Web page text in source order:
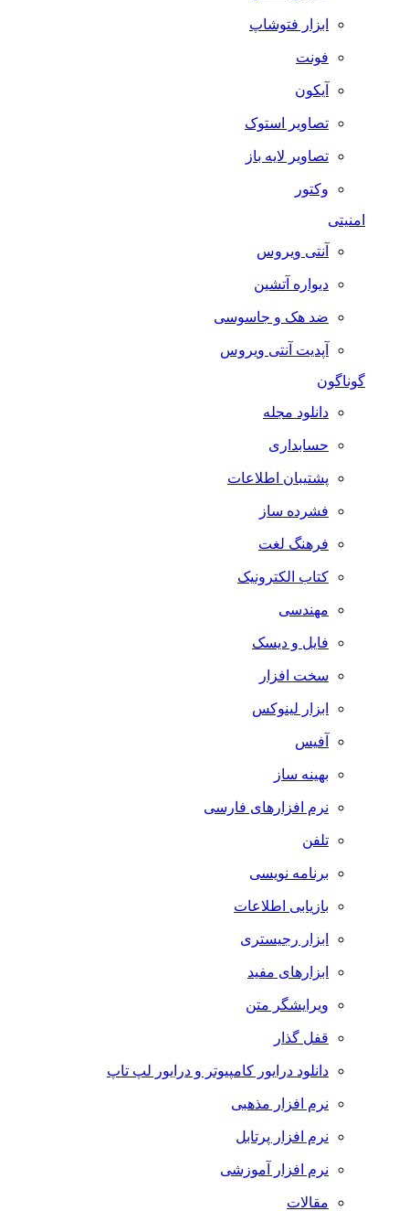
ابزار فتوشاپ
فونت
آیکون
تصاویر استوک
تصاویر لایه باز
وکتور
امنیتی
آنتی ویروس
دیواره آتشین
ضد هک و جاسوسی
آپدیت آنتی ویروس
گوناگون
دانلود مجله
حسابداری
پشتیبان اطلاعات
فشرده ساز
فرهنگ لغت
کتاب الکترونیک
مهندسی
فایل و دیسک
سخت افزار
ابزار لینوکس
آفیس
بهینه ساز
نرم افزارهای فارسی
تلفن
برنامه نویسی
بازیابی اطلاعات
ابزار رجیستری
ابزارهای مفید
ویرایشگر متن
قفل گذار
دانلود درایور کامپیوتر و درایور لپ تاپ
نرم افزار مذهبی
نرم افزار پرتابل
نرم افزار آموزشی
مقالات